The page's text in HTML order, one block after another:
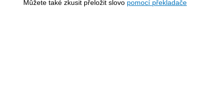
Můžete také zkusit přeložit slovo pomocí překladače